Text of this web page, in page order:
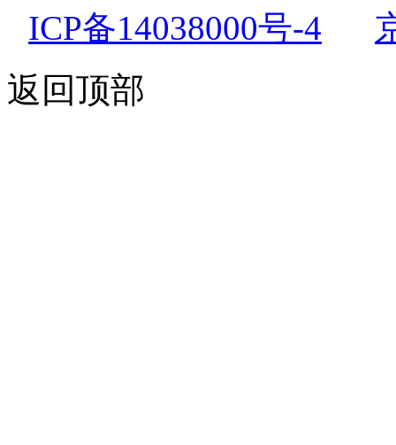
ICP备14038000号-4
返回顶部